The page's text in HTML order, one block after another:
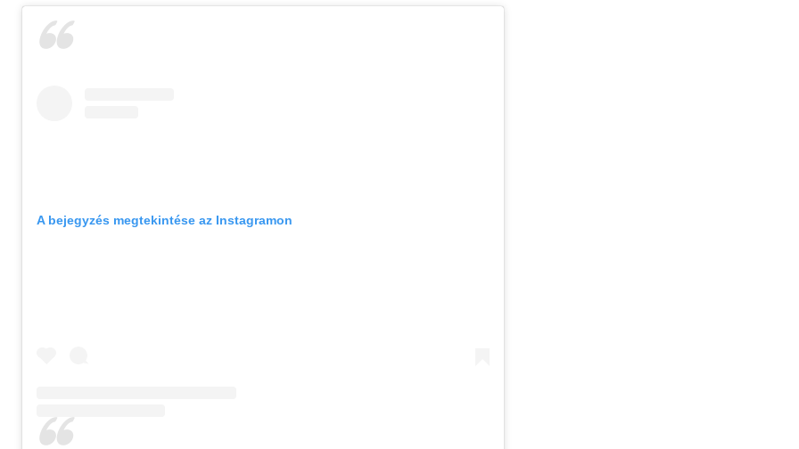
A bejegyzés megtekintése az Instagramon